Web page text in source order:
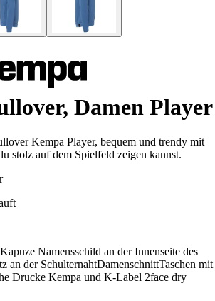
Damen Player
Kempa Player, bequem und trendy mit
stolz auf dem Spielfeld zeigen kannst.
Namensschild an der Innenseite des
an der SchulternahtDamenschnittTaschen mit
Drucke Kempa und K-Label 2face dry